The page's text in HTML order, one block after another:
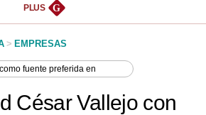
PLUS G
> EMPRESAS
como fuente preferida en
César Vallejo con